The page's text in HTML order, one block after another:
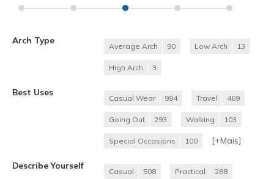
Arch Type
Average Arch 90 Low Arch 13
High Arch 3
Best Uses
Casual Wear 994 Travel 469
Going Out 293 Walking 103
Special Occasions 100 [+Mais]
Describe Yourself
Casual 508 Practical 288